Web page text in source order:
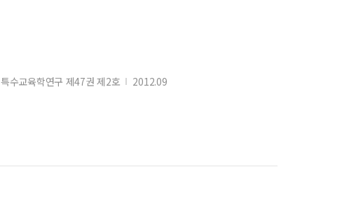
특수교육학연구 제47권 제2호 2012.09